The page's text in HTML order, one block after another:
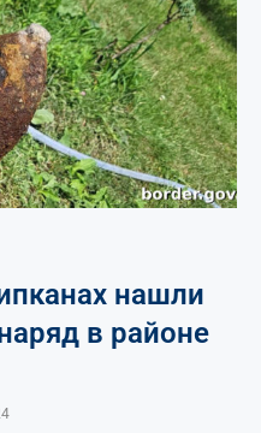
нашли
в районе